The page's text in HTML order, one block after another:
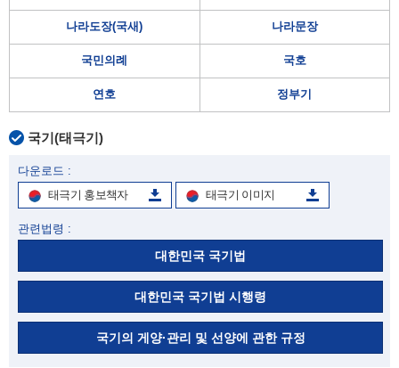
나라도장(국새) 나라문장
국민의례 국호
연호 정부기
국기(태극기)
다운로드 :
태극기 홍보책자
태극기 이미지
관련법령 :
대한민국 국기법
대한민국 국기법 시행령
국기의 게양·관리 및 선양에 관한 규정